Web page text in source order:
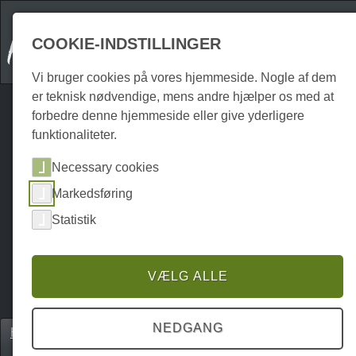
Home
Ferielejligheder
P0067UW00047
COOKIE-INDSTILLINGER
Vi bruger cookies på vores hjemmeside. Nogle af dem
er teknisk nødvendige, mens andre hjælper os med at
forbedre denne hjemmeside eller give yderligere
funktionaliteter.
Necessary cookies
Markedsføring
Statistik
VÆLG ALLE
NEDGANG